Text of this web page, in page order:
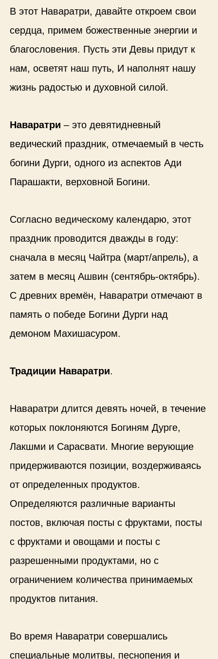
В этот Наваратри, давайте откроем свои
сердца, примем божественные энергии и
благословения. Пусть эти Девы придут к
нам, осветят наш путь, И наполнят нашу
жизнь радостью и духовной силой.
Наваратри – это девятидневный
ведический праздник, отмечаемый в честь
богини Дурги, одного из аспектов Ади
Парашакти, верховной Богини.
Согласно ведическому календарю, этот
праздник проводится дважды в году:
сначала в месяц Чайтра (март/апрель), а
затем в месяц Ашвин (сентябрь-октябрь).
С древних времён, Наваратри отмечают в
память о победе Богини Дурги над
демоном Махишасуром.
Традиции Наваратри.
Наваратри длится девять ночей, в течение
которых поклоняются Богиням Дурге,
Лакшми и Сарасвати. Многие верующие
придерживаются позиции, воздерживаясь
от определенных продуктов.
Определяются различные варианты
постов, включая посты с фруктами, посты
с фруктами и овощами и посты с
разрешенными продуктами, но с
ограничением количества принимаемых
продуктов питания.
Во время Наваратри совершались
специальные молитвы, песнопения и